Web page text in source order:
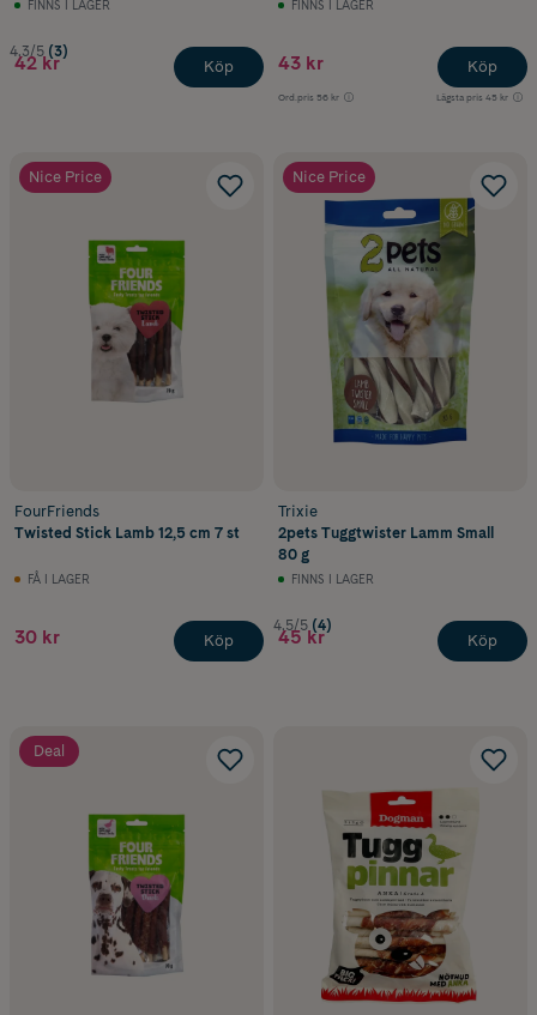
FINNS I LAGER
4.3/5 (3)
42 kr Köp
FINNS I LAGER
43 kr
Ord.pris 56 kr Lägsta pris 45 kr
Köp
Nice Price
FourFriends
Twisted Stick Lamb 12,5 cm 7 st
FÅ I LAGER
30 kr Köp
Nice Price
Trixie
2pets Tuggtwister Lamm Small
80 g
FINNS I LAGER
4.5/5 (4)
45 kr Köp
Deal